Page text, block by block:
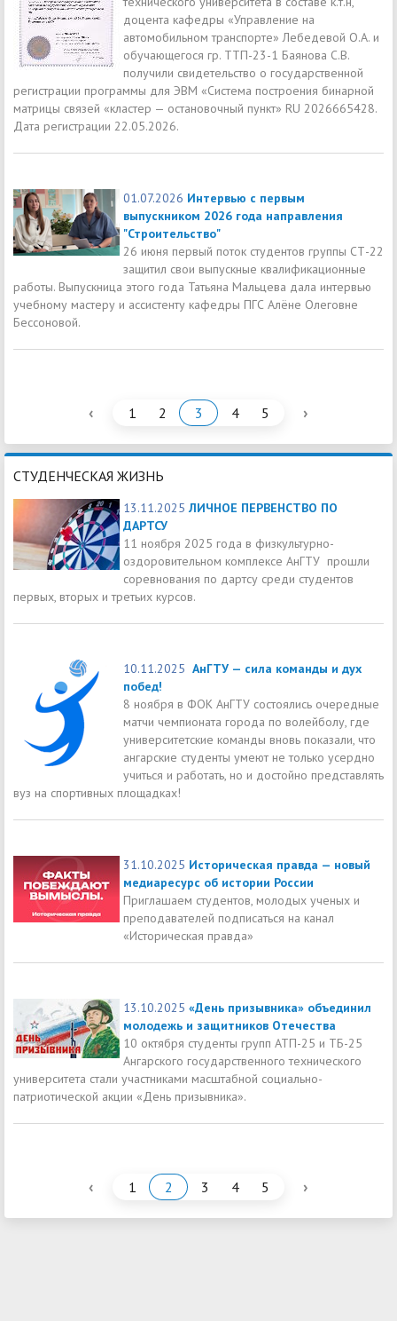
доцента кафедры «Управление на
автомобильном транспорте» Лебедевой О.А. и
обучающегося гр. ТТП-23-1 Баянова С.В.
получили свидетельство о государственной
регистрации программы для ЭВМ «Система построения бинарной
матрицы связей «кластер — остановочный пункт» RU 2026665428.
Дата регистрации 22.05.2026.
01.07.2026 Интервью с первым
выпускником 2026 года направления
"Строительство"
26 июня первый поток студентов группы СТ-22
защитил свои выпускные квалификационные
работы. Выпускница этого года Татьяна Мальцева дала интервью
учебному мастеру и ассистенту кафедры ПГС Алёне Олеговне
Бессоновой.
‹ 1 2 3 4 5 ›
СТУДЕНЧЕСКАЯ ЖИЗНЬ
13.11.2025 ЛИЧНОЕ ПЕРВЕНСТВО ПО
ДАРТСУ
11 ноября 2025 года в физкультурно-
оздоровительном комплексе АнГТУ прошли
соревнования по дартсу среди студентов
первых, вторых и третьих курсов.
10.11.2025 АнГТУ — сила команды и дух
побед!
8 ноября в ФОК АнГТУ состоялись очередные
матчи чемпионата города по волейболу, где
университетские команды вновь показали, что
ангарские студенты умеют не только усердно
учиться и работать, но и достойно представлять
вуз на спортивных площадках!
31.10.2025 Историческая правда — новый
медиаресурс об истории России
Приглашаем студентов, молодых ученых и
преподавателей подписаться на канал
«Историческая правда»
13.10.2025 «День призывника» объединил
молодежь и защитников Отечества
10 октября студенты групп АТП-25 и ТБ-25
Ангарского государственного технического
университета стали участниками масштабной социально-
патриотической акции «День призывника».
‹ 1 2 3 4 5 ›